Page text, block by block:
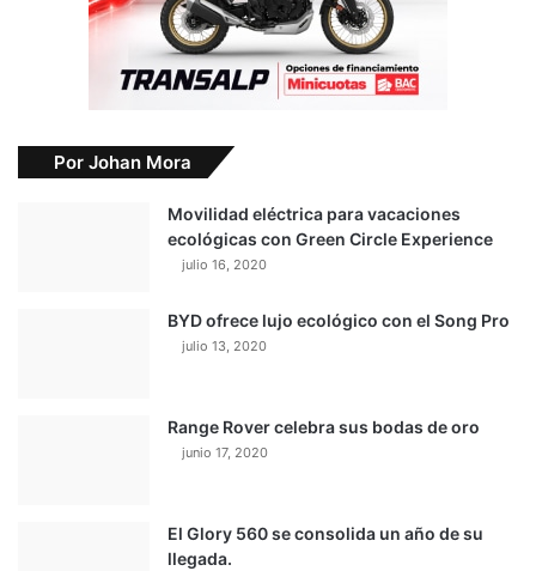
Por Johan Mora
Movilidad eléctrica para vacaciones
ecológicas con Green Circle Experience
julio 16, 2020
BYD ofrece lujo ecológico con el Song Pro
julio 13, 2020
Range Rover celebra sus bodas de oro
junio 17, 2020
El Glory 560 se consolida un año de su
llegada.